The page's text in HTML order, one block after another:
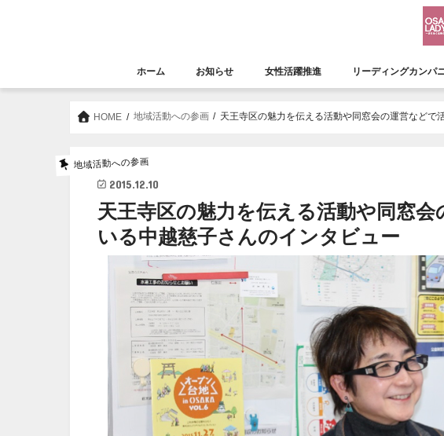
ホーム お知らせ 女性活躍推進 リーディングカンパ
HOME 地域活動への参画 天王寺区の魅力を伝える活動や同窓会の運営などで
地域活動への参画
2015.12.10
天王寺区の魅力を伝える活動や同窓
いる中越慈子さんのインタビュー